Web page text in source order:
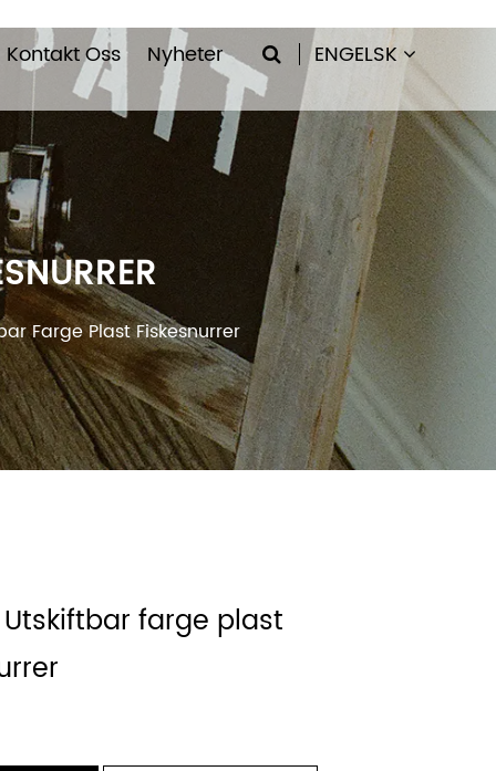
ENGELSK
Kontakt Oss Nyheter
Farge Plast Fiskesnurrer
farge plast